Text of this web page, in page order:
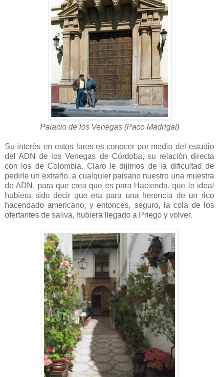
Palacio de los Venegas (Paco Madrigal)
Su interés en estos lares es conocer por medio del estudio
del ADN de los Venegas de Córdoba, su relación directa
con los de Colombia. Claro le dijimos de la dificultad de
pedirle un extraño, a cualquier paisano nuestro una muestra
de ADN, para que crea que es para Hacienda, que lo ideal
hubiera sido decir que era para una herencia de un rico
hacendado americano, y entonces, seguro, la cola de los
ofertantes de saliva, hubiera llegado a Priego y volver.